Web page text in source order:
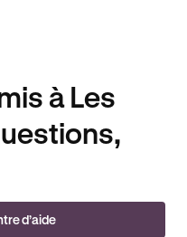
à Les
d’aide